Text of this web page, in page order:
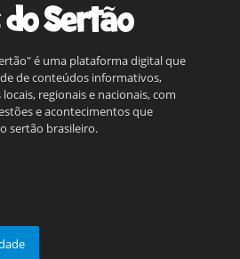
é uma plataforma digital que
de conteúdos informativos,
regionais e nacionais, com
e acontecimentos que
sertão brasileiro.